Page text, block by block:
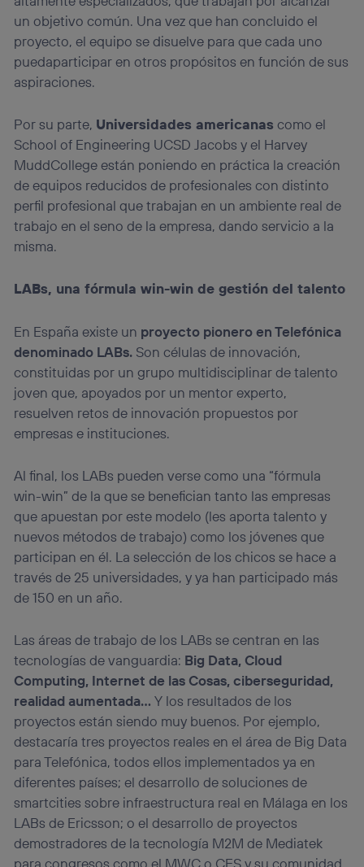
un objetivo común. Una vez que han concluido el
proyecto, el equipo se disuelve para que cada uno
puedaparticipar en otros propósitos en función de sus
aspiraciones.
Por su parte, Universidades americanas como el
School of Engineering UCSD Jacobs y el Harvey
MuddCollege están poniendo en práctica la creación
de equipos reducidos de profesionales con distinto
perfil profesional que trabajan en un ambiente real de
trabajo en el seno de la empresa, dando servicio a la
misma.
LABs, una fórmula win-win de gestión del talento
En España existe un proyecto pionero en Telefónica
denominado LABs. Son células de innovación,
constituidas por un grupo multidisciplinar de talento
joven que, apoyados por un mentor experto,
resuelven retos de innovación propuestos por
empresas e instituciones.
Al final, los LABs pueden verse como una “fórmula
win-win” de la que se benefician tanto las empresas
que apuestan por este modelo (les aporta talento y
nuevos métodos de trabajo) como los jóvenes que
participan en él. La selección de los chicos se hace a
través de 25 universidades, y ya han participado más
de 150 en un año.
Las áreas de trabajo de los LABs se centran en las
tecnologías de vanguardia: Big Data, Cloud
Computing, Internet de las Cosas, ciberseguridad,
realidad aumentada… Y los resultados de los
proyectos están siendo muy buenos. Por ejemplo,
destacaría tres proyectos reales en el área de Big Data
para Telefónica, todos ellos implementados ya en
diferentes países; el desarrollo de soluciones de
smartcities sobre infraestructura real en Málaga en los
LABs de Ericsson; o el desarrollo de proyectos
demostradores de la tecnología M2M de Mediatek
para congresos como el MWC o CES y su comunidad